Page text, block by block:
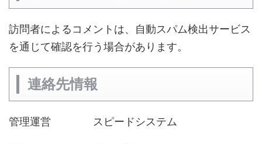
訪問者によるコメントは、自動スパム検出サービス
を通じて確認を行う場合があります。
連絡先情報
管理運営 スピードシステム